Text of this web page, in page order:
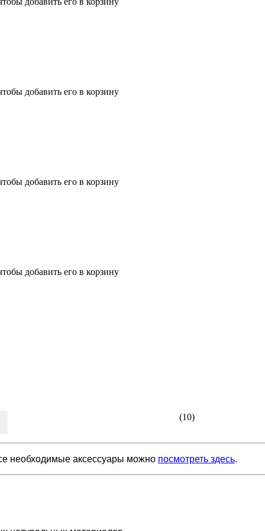
добавить его в корзину
добавить его в корзину
добавить его в корзину
(10)
необходимые аксессуары можно посмотреть здесь.